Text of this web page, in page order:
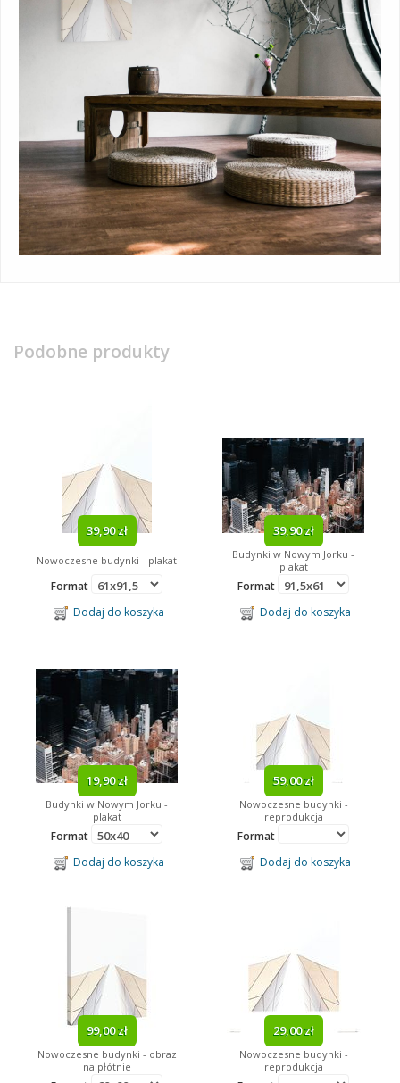
Podobne produkty
39,90 zł
Nowoczesne budynki - plakat
Format
Dodaj do koszyka
39,90 zł
Budynki w Nowym Jorku -
plakat
Format
Dodaj do koszyka
19,90 zł
Budynki w Nowym Jorku -
plakat
Format
Dodaj do koszyka
59,00 zł
Nowoczesne budynki -
reprodukcja
Format
Dodaj do koszyka
99,00 zł
Nowoczesne budynki - obraz
na płótnie
29,00 zł
Nowoczesne budynki -
reprodukcja